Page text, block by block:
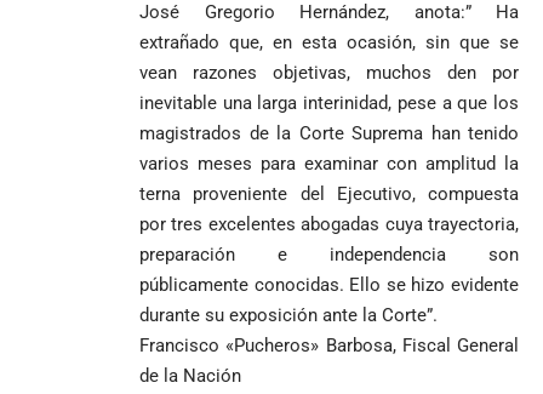
José Gregorio Hernández, anota:” Ha
extrañado que, en esta ocasión, sin que se
vean razones objetivas, muchos den por
inevitable una larga interinidad, pese a que los
magistrados de la Corte Suprema han tenido
varios meses para examinar con amplitud la
terna proveniente del Ejecutivo, compuesta
por tres excelentes abogadas cuya trayectoria,
preparación e independencia son
públicamente conocidas. Ello se hizo evidente
durante su exposición ante la Corte”.
Francisco «Pucheros» Barbosa, Fiscal General
de la Nación